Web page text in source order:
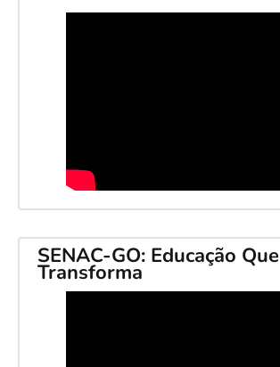
SENAC-GO: Educação Que
Transforma